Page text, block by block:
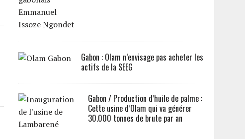
Gabon : Olam n’envisage pas acheter les
actifs de la SEEG
Gabon / Production d’huile de palme :
Cette usine d’Olam qui va générer
30.000 tonnes de brute par an